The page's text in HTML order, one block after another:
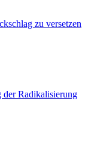
zu versetzen
der Radikalisierung